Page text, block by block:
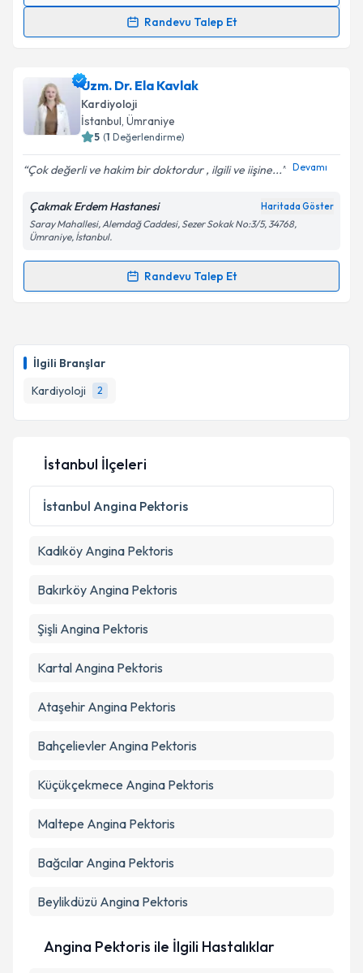
İlgili Branşlar
Kardiyoloji
2
Randevu Talep Et
takvim hazırlandığında e-posta ile bilgilendireceğiz.
E-posta Adresiniz
Metni 'ni okudum ve kişisel verilerimin belirtilen
kapsamda işlenmesini kabul ediyorum.
Takvim Talebini Gönder
Uzm. Dr. Ela Kavlak
Kardiyoloji
İstanbul, Ümraniye
5 (1 Değerlendirme)
Çok değerli ve hakim bir doktordur , ilgili ve iişine... Devamı
Çakmak Erdem Hastanesi Haritada Göster
Saray Mahallesi, Alemdağ Caddesi, Sezer Sokak No:3/5, 34768,
Ümraniye, İstanbul.
Randevu Talep Et
Randevu Takvimi Talebi
takvim hazırlandığında e-posta ile bilgilendireceğiz.
E-posta Adresiniz
Kişisel verilerimin işlenmesine ilişkinAydınlatma
Metni
'ni okudum ve kişisel verilerimin belirtilen
kapsamda işlenmesini kabul ediyorum.
İstanbul İlçeleri
İstanbul Angina Pektoris
Kadıköy Angina Pektoris
Bakırköy Angina Pektoris
Şişli Angina Pektoris
Kartal Angina Pektoris
Ataşehir Angina Pektoris
Bahçelievler Angina Pektoris
Küçükçekmece Angina Pektoris
Maltepe Angina Pektoris
Bağcılar Angina Pektoris
Beylikdüzü Angina Pektoris
Angina Pektoris ile İlgili Hastalıklar